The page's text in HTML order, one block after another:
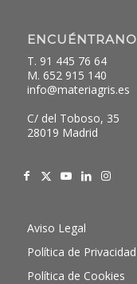
T. 91 445 76 64
M. 652 915 140
info@materiagris.es
C/ del Toboso, 35
28019 Madrid
Aviso Legal
Política de Privacidad
Política de Cookies